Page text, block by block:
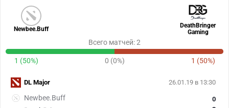
Newbee.Buff
DeathBringer
Gaming
Всего матчей: 2
1 (50%) 0 (0%) 1 (50%)
26.01.19 в 13:30
Newbee.Buff
0
DL Major